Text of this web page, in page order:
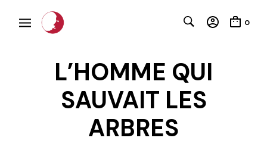
0
L’HOMME QUI
SAUVAIT LES
ARBRES